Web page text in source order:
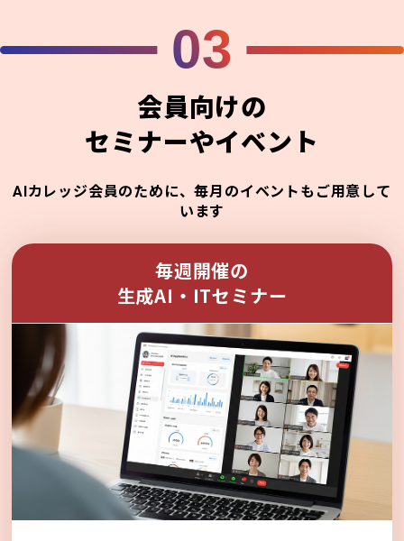
03
会員向けの
セミナーやイベント
AIカレッジ会員のために、毎月のイベントもご用意して
います
毎週開催の
生成AI・ITセミナー